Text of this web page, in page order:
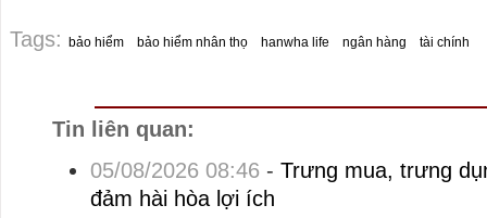
Tags: bảo hiểm bảo hiểm nhân thọ hanwha life ngân hàng tài chính
Tin liên quan:
05/08/2026 08:46 - Trưng mua, trưng
đảm hài hòa lợi ích